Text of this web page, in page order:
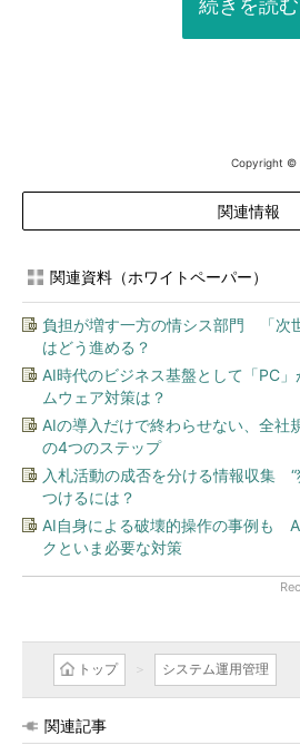
続きを読む
Copyright ©
関連情報
関連資料（ホワイトペーパー）
負担が増す一方の情シス部門 「次
はどう進める？
AI時代のビジネス基盤として「PC
ムウェア対策は？
AIの導入だけで終わらせない、全社
の4つのステップ
入札活動の成否を分ける情報収集 “
つけるには？
AI自身による破壊的操作の事例も
クといま必要な対策
トップ システム運用管理
関連記事